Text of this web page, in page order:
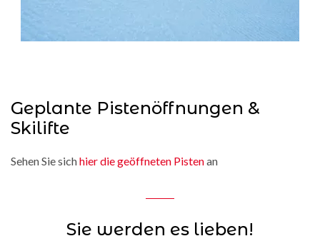
Geplante Pistenöffnungen &
Skilifte
Sehen Sie sichhier die geöffneten Pistenan
Sie werden es lieben!